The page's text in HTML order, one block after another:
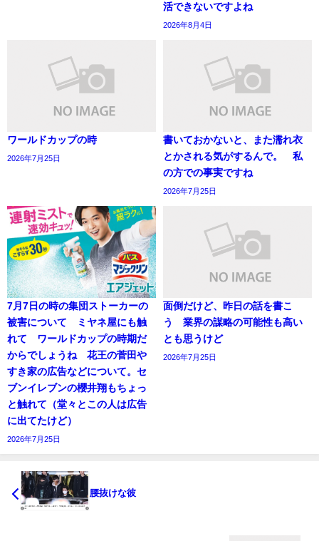
活できないですよね
2026年8月4日
ワールドカップの時
2026年7月25日
書いておかないと、また濡れ衣
とかされる気がするんで。 私
の方での事実ですね
2026年7月25日
7月7日の時の集団ストーカーの
被害について ミヤネ屋にも触
れて ワールドカップの時期だ
からでしょうね 花王の菅田や
すき家の広告などについて。セ
ブンイレブンの櫻井翔もちょっ
と触れて（堂々とこの人は広告
に出てたけど）
2026年7月25日
面倒だけど、昨日の話を書こ
う 業界の謀略の可能性も高い
とも思うけど
2026年7月25日
腰抜けな彼